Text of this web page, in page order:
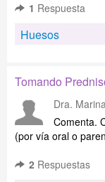
1 Respuesta
Huesos
Tomando
Dra.
Comenta.
(por vía oral o
2 Respuestas